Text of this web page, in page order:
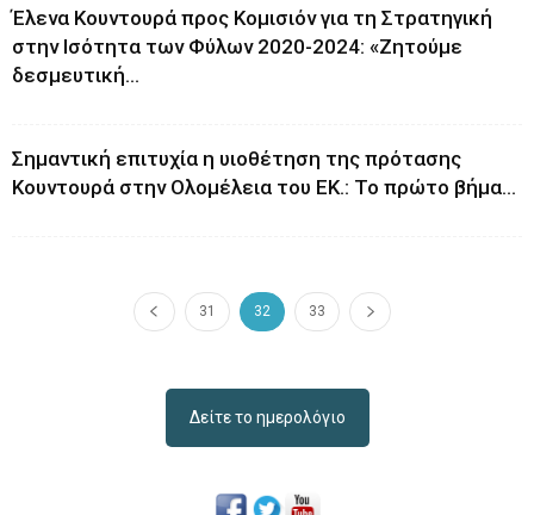
Έλενα Κουντουρά προς Κομισιόν για τη Στρατηγική
στην Ισότητα των Φύλων 2020-2024: «Ζητούμε
δεσμευτική...
Σημαντική επιτυχία η υιοθέτηση της πρότασης
Κουντουρά στην Ολομέλεια του ΕΚ.: Το πρώτο βήμα...
31 32 33
Δείτε το ημερολόγιο